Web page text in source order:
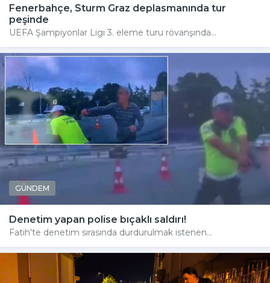
Fenerbahçe, Sturm Graz deplasmanında tur
peşinde
UEFA Şampiyonlar Ligi 3. eleme turu rövanşında...
GÜNDEM
Denetim yapan polise bıçaklı saldırı!
Fatih'te denetim sırasında durdurulmak istenen...